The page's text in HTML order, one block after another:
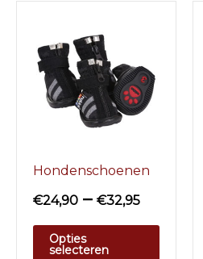
Hondenschoenen
€24,90 – €32,95
Opties
selecteren